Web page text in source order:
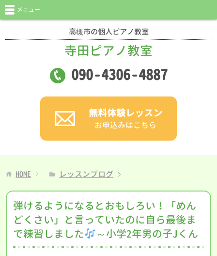
高槻市の個人ピアノ教室
寺田ピアノ教室
090-4306-4887
無料体験レッスン
お申込みはこちら
メニュー
HOME レッスンブログ
弾けるようになるとおもしろい！「めん
どくさい」と言っていたのに自ら最後ま
で練習しました
～小学2年男の子Jくん